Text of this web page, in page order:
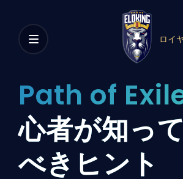
ロイ
Path of
心者が知っ
べきヒント